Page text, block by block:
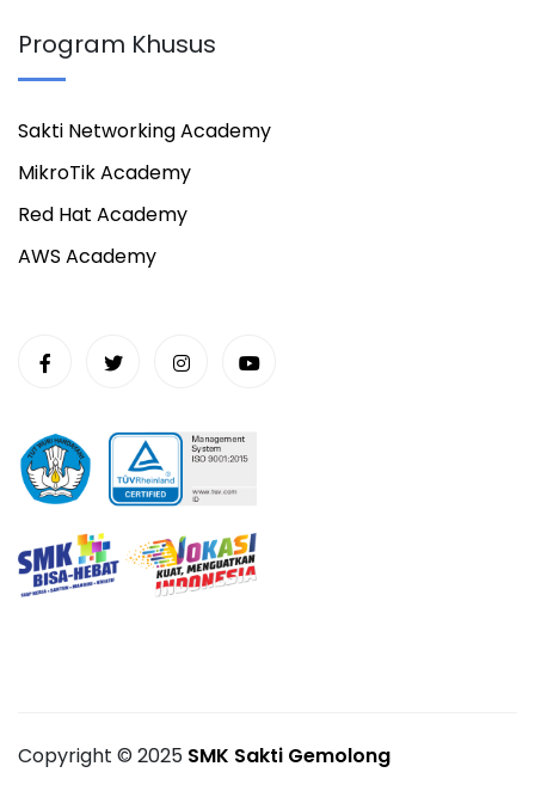
Program Khusus
Sakti Networking Academy
MikroTik Academy
Red Hat Academy
AWS Academy
Copyright © 2025 SMK Sakti Gemolong